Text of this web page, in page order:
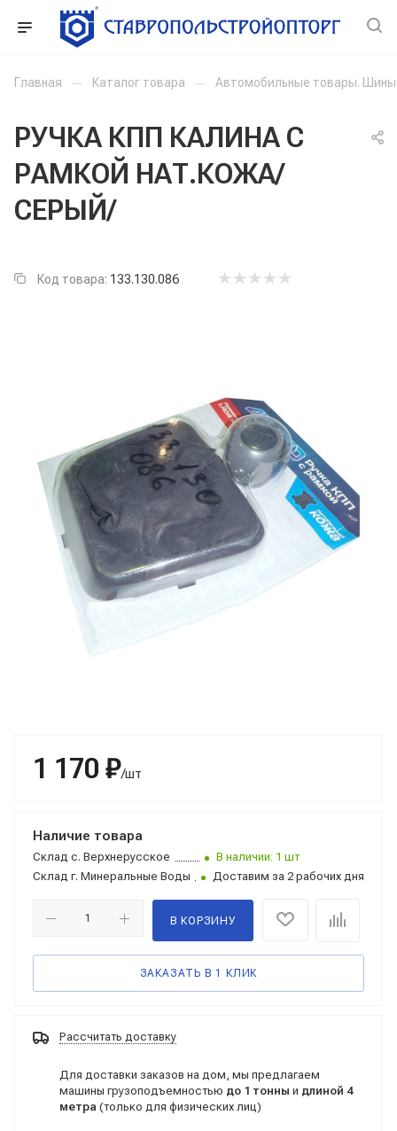
Главная — Каталог товара — Автомобильные товары. Шины
РУЧКА КПП КАЛИНА С
РАМКОЙ НАТ.КОЖА/
СЕРЫЙ/
Код товара: 133.130.086
1 170 ₽/шт
Наличие товара
Склад с. Верхнерусское
В наличии: 1 шт
Склад г. Минеральные Воды Доставим за 2 рабочих дня
В КОРЗИНУ
ЗАКАЗАТЬ В 1 КЛИК
Рассчитать доставку
Для доставки заказов на дом, мы предлагаем
машины грузоподъемностью до 1 тонны и длиной 4
метра (только для физических лиц)